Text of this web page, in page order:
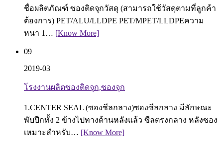
ชื่อผลิตภัณฑ์ ซองติดจุกวัสดุ (สามารถใช้วัสดุตามที่ลูกค้า
ต้องการ) PET/ALU/LLDPE PET/MPET/LLDPEความ
หนา 1… [Know More]
09
2019-03
โรงงานผลิตซองติดจุก,ซองจุก
1.CENTER SEAL (ซองซีลกลาง)ซองซีลกลาง มีลักษณะ
พับปีกทั้ง 2 ข้างไปทางด้านหลังแล้ว ซีลตรงกลาง หลังซอง
เหมาะสำหรับ… [Know More]